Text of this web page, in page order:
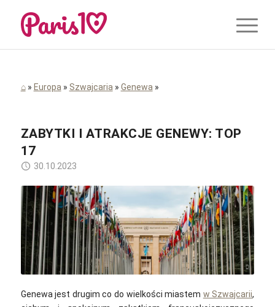
⌂» Europa » Szwajcaria » Genewa »
ZABYTKI I ATRAKCJE GENEWY: TOP
17
30.10.2023
Mathias Reding / Unsplash
Genewa jest drugim co do wielkości miastem w Szwajcarii,